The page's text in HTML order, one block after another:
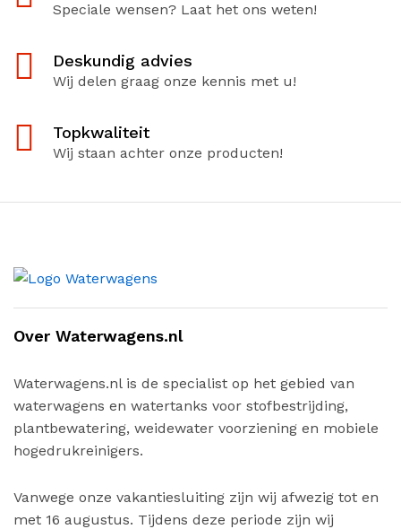
Speciale wensen? Laat het ons weten!
Deskundig advies
Wij delen graag onze kennis met u!
Topkwaliteit
Wij staan achter onze producten!
Over Waterwagens.nl
Waterwagens.nl is de specialist op het gebied van
waterwagens en watertanks voor stofbestrijding,
plantbewatering, weidewater voorziening en mobiele
hogedrukreinigers.
Vanwege onze vakantiesluiting zijn wij afwezig tot en
met 16 augustus. Tijdens deze periode zijn wij